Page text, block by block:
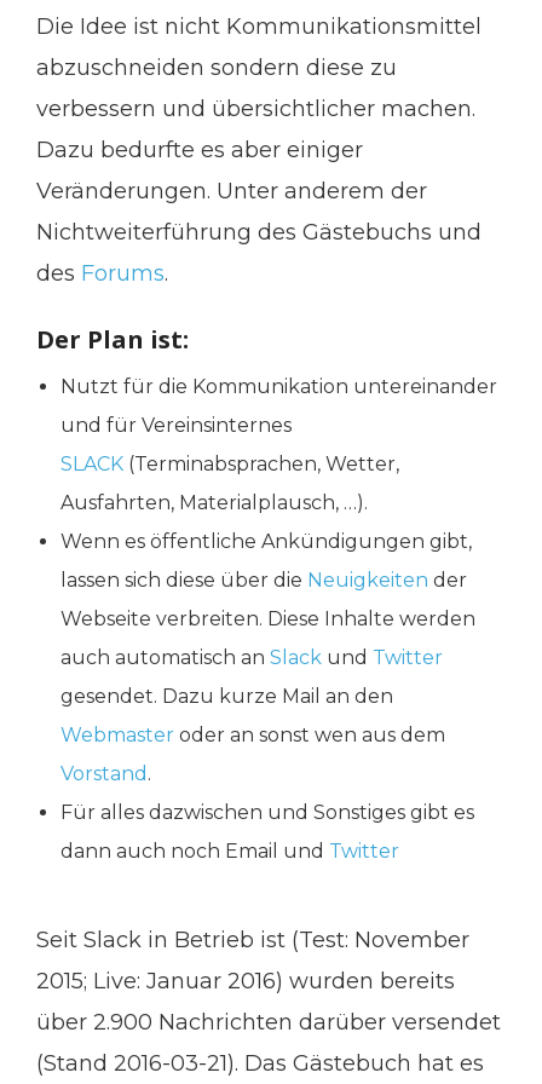
Die Idee ist nicht Kommunikationsmittel
abzuschneiden sondern diese zu
verbessern und übersichtlicher machen.
Dazu bedurfte es aber einiger
Veränderungen. Unter anderem der
Nichtweiterführung des Gästebuchs und
des Forums.
Der Plan ist:
Nutzt für die Kommunikation untereinander
und für Vereinsinternes
SLACK (Terminabsprachen, Wetter,
Ausfahrten, Materialplausch, …).
Wenn es öffentliche Ankündigungen gibt,
lassen sich diese über die Neuigkeiten der
Webseite verbreiten. Diese Inhalte werden
auch automatisch an Slack und Twitter
gesendet. Dazu kurze Mail an den
Webmaster oder an sonst wen aus dem
Vorstand .
Für alles dazwischen und Sonstiges gibt es
dann auch noch Email und Twitter
Seit Slack in Betrieb ist (Test: November
2015; Live: Januar 2016) wurden bereits
über 2.900 Nachrichten darüber versendet
(Stand 2016-03-21). Das Gästebuch hat es